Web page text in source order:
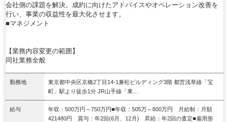
会社側の課題を解決。成約に向けたアドバイスやオペレーション改善を
行い、事業の収益性を最大化させます。
■マネジメント
【業務内容変更の範囲】
同社業務全般
勤務地
東京都中央区京橋2丁目14‐1兼松ビルディング3階 都営浅草線「宝
町」駅より徒歩1分 JR山手線「東…
給与
年収：500万円～750万円■年収：505万～800万円 月給制：月額
421480円 賞与：年2回(6月、12月) 昇給：年2回の査定■雇用形